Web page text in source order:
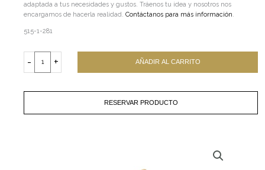
adaptada a tus necesidades y gustos. Tráenos tu idea y nosotros nos
encargamos de hacerla realidad. Contáctanos para más información.
515-1-281
-
HELENA
+ AÑADIR AL CARRITO
RESERVAR PRODUCTO